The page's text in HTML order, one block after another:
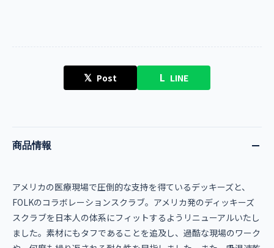
𝕏 Post L LINE
商品情報
アメリカの医療現場で圧倒的な支持を得ているデッキーズと、
FOLKのコラボレーションスクラブ。アメリカ発のディッキーズ
スクラブを日本人の体系にフィットするようリニューアルいたし
ました。素材にもタフであることを追及し、過酷な現場のワーク